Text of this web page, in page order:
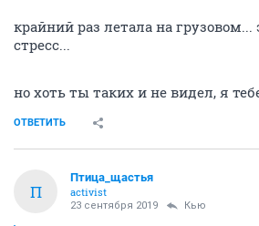
крайний раз летала на
стресс...
но хоть ты таких и не видел, я
ОТВЕТИТЬ
П
Птица_щастья
activist
23 сентября 2019 Кью